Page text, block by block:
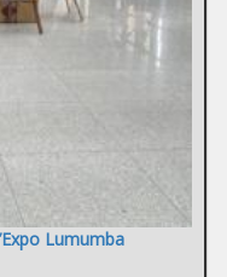
Lumumba